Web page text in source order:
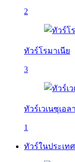
2
ทัวร์โรมาเนีย
3
ทัวร์เวเนซุเอลา
1
ทัวร์ในประเทศ